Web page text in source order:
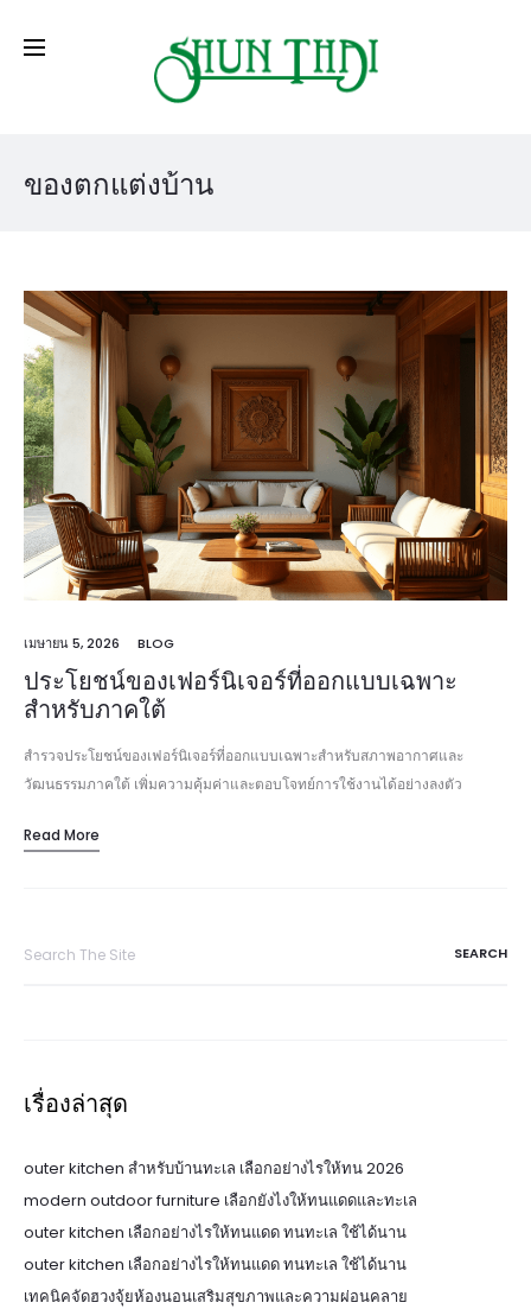
ของตกแต่งบ้าน
เมษายน 5, 2026 BLOG
ประโยชน์ของเฟอร์นิเจอร์ที่ออกแบบเฉพาะ
สำหรับภาคใต้
สำรวจประโยชน์ของเฟอร์นิเจอร์ที่ออกแบบเฉพาะสำหรับสภาพอากาศและ
วัฒนธรรมภาคใต้ เพิ่มความคุ้มค่าและตอบโจทย์การใช้งานได้อย่างลงตัว
Read More
เรื่องล่าสุด
outer kitchen สำหรับบ้านทะเล เลือกอย่างไรให้ทน 2026
modern outdoor furniture เลือกยังไงให้ทนแดดและทะเล
outer kitchen เลือกอย่างไรให้ทนแดด ทนทะเล ใช้ได้นาน
outer kitchen เลือกอย่างไรให้ทนแดด ทนทะเล ใช้ได้นาน
เทคนิคจัดฮวงจุ้ยห้องนอนเสริมสุขภาพและความผ่อนคลาย